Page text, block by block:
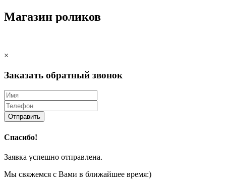
Магазин роликов
×
Заказать обратный звонок
Отправить
Спасибо!
Заявка успешно отправлена.
Мы свяжемся с Вами в ближайшее время:)